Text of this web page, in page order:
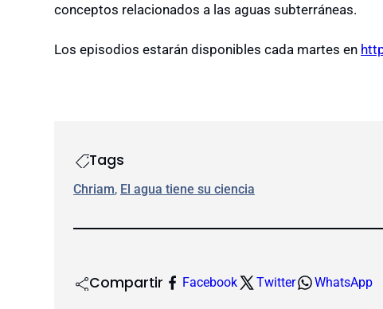
conceptos relacionados a las aguas subterráneas.
Los episodios estarán disponibles cada martes en
Tags
Chriam, El agua tiene su ciencia
Compartir Facebook Twitter WhatsApp